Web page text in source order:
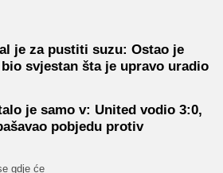
je za pustiti suzu: Ostao je
svjestan šta je upravo uradio
je samo v: United vodio 3:0,
pobjedu protiv
gdje će